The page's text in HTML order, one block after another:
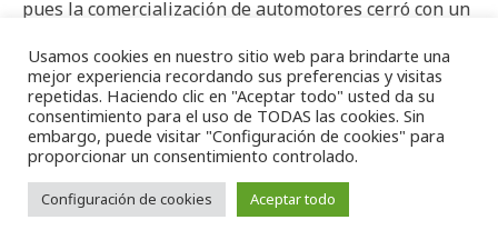
pues la comercialización de automotores cerró con un
colocación de casi 60 mil unidades en el periodo de
referencia, informó Luis Gómez Sánchez, presidente
ejecutivo de la AMDA.
LEER MÁS
Usamos cookies en nuestro sitio web para brindarte una
mejor experiencia recordando sus preferencias y visitas
repetidas. Haciendo clic en "Aceptar todo" usted da su
consentimiento para el uso de TODAS las cookies. Sin
embargo, puede visitar "Configuración de cookies" para
proporcionar un consentimiento controlado.
Configuración de cookies Aceptar todo